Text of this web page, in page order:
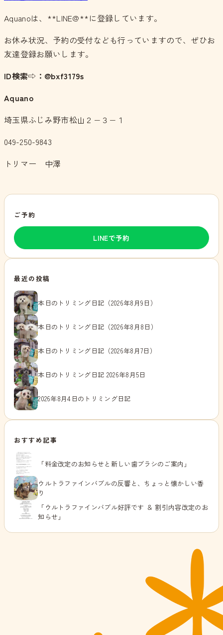
Aquanoは、**LINE@**に登録しています。
お休み状況、予約の受付なども行っていますので、ぜひお
友達登録お願いします。
ID検索⇨：@bxf3179s
Aquano
埼玉県ふじみ野市松山２−３−１
049-250-9843
トリマー 中澤
ご予約
LINEで予約
最近の投稿
本日のトリミング日記（2026年8月9日）
本日のトリミング日記（2026年8月8日）
本日のトリミング日記（2026年8月7日）
本日のトリミング日記 2026年8月5日
2026年8月4日のトリミング日記
おすすめ記事
「料金改定のお知らせと新しい歯ブラシのご案内」
ウルトラファインバブルの反響と、ちょっと懐かしい香
り
「ウルトラファインバブル好評です ＆ 割引内容改定のお
知らせ」